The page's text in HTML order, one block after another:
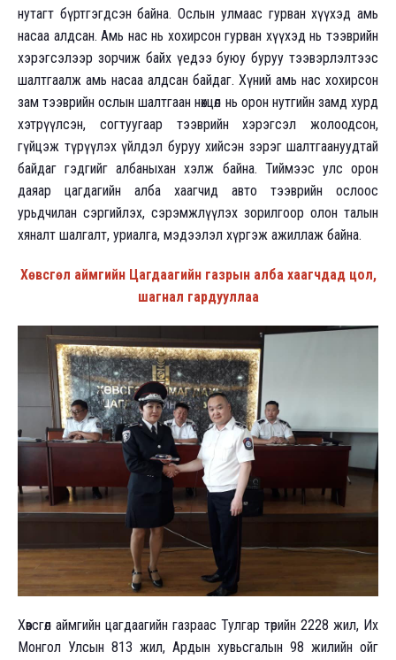
нутагт бүртгэгдсэн байна. Ослын улмаас гурван хүүхэд амь
насаа алдсан. Амь нас нь хохирсон гурван хүүхэд нь тээврийн
хэрэгсэлээр зорчиж байх үедээ буюу буруу тээвэрлэлтээс
шалтгаалж амь насаа алдсан байдаг. Хүний амь нас хохирсон
зам тээврийн ослын шалтгаан нөхцөл нь орон нутгийн замд хурд
хэтрүүлсэн, согтуугаар тээврийн хэрэгсэл жолоодсон,
гүйцэж түрүүлэх үйлдэл буруу хийсэн зэрэг шалтгаануудтай
байдаг гэдгийг албаныхан хэлж байна. Тиймээс улс орон
даяар цагдагийн алба хаагчид авто тээврийн ослоос
урьдчилан сэргийлэх, сэрэмжлүүлэх зорилгоор олон талын
хяналт шалгалт, уриалга, мэдээлэл хүргэж ажиллаж байна.
Хөвсгөл аймгийн Цагдаагийн газрын алба хаагчдад цол,
шагнал гардууллаа
Хөвсгөл аймгийн цагдаагийн газраас Тулгар төрийн 2228 жил, Их
Монгол Улсын 813 жил, Ардын хувьсгалын 98 жилийн ойг